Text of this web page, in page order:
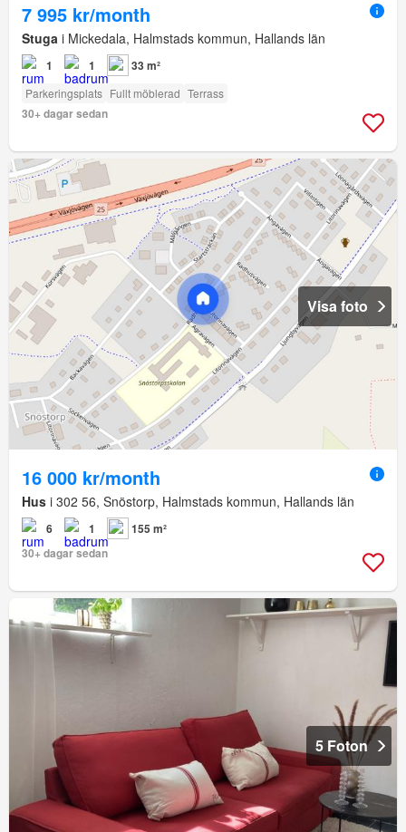
7 995 kr/month
Stuga i Mickedala, Halmstads kommun, Hallands län
1 1 33 m²
Parkeringsplats Fullt möblerad Terrass
30+ dagar sedan
Visa foto
16 000 kr/month
Hus i 302 56, Snöstorp, Halmstads kommun, Hallands län
6 1
155 m²
30+ dagar sedan
5 Foton